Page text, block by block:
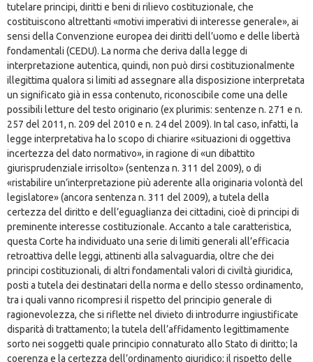
tutelare principi, diritti e beni di rilievo costituzionale, che
costituiscono altrettanti «motivi imperativi di interesse generale», ai
sensi della Convenzione europea dei diritti dell’uomo e delle libertà
fondamentali (CEDU). La norma che deriva dalla legge di
interpretazione autentica, quindi, non può dirsi costituzionalmente
illegittima qualora si limiti ad assegnare alla disposizione interpretata
un significato già in essa contenuto, riconoscibile come una delle
possibili letture del testo originario (ex plurimis: sentenze n. 271 e n.
257 del 2011, n. 209 del 2010 e n. 24 del 2009). In tal caso, infatti, la
legge interpretativa ha lo scopo di chiarire «situazioni di oggettiva
incertezza del dato normativo», in ragione di «un dibattito
giurisprudenziale irrisolto» (sentenza n. 311 del 2009), o di
«ristabilire un’interpretazione più aderente alla originaria volontà del
legislatore» (ancora sentenza n. 311 del 2009), a tutela della
certezza del diritto e dell’eguaglianza dei cittadini, cioè di principi di
preminente interesse costituzionale. Accanto a tale caratteristica,
questa Corte ha individuato una serie di limiti generali all’efficacia
retroattiva delle leggi, attinenti alla salvaguardia, oltre che dei
principi costituzionali, di altri fondamentali valori di civiltà giuridica,
posti a tutela dei destinatari della norma e dello stesso ordinamento,
tra i quali vanno ricompresi il rispetto del principio generale di
ragionevolezza, che si riflette nel divieto di introdurre ingiustificate
disparità di trattamento; la tutela dell’affidamento legittimamente
sorto nei soggetti quale principio connaturato allo Stato di diritto; la
coerenza e la certezza dell’ordinamento giuridico; il rispetto delle